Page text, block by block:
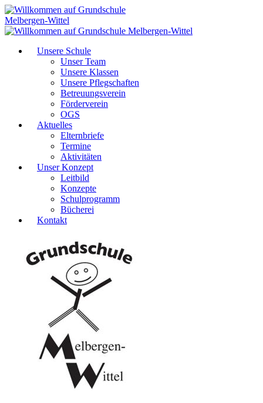
Unsere Schule
Unser Team
Unsere Klassen
Unsere Pflegschaften
Betreuungsverein
Förderverein
OGS
Aktuelles
Elternbriefe
Termine
Aktivitäten
Unser Konzept
Leitbild
Konzepte
Schulprogramm
Bücherei
Kontakt